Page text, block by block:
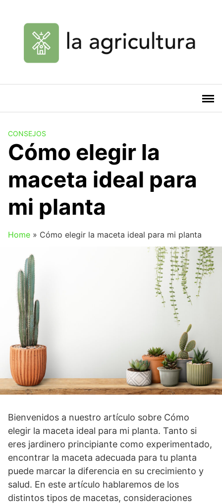
contenido
CONSEJOS
Cómo elegir la
maceta ideal para
mi planta
Home » Cómo elegir la maceta ideal para mi planta
Bienvenidos a nuestro artículo sobre Cómo
elegir la maceta ideal para mi planta. Tanto si
eres jardinero principiante como experimentado,
encontrar la maceta adecuada para tu planta
puede marcar la diferencia en su crecimiento y
salud. En este artículo hablaremos de los
distintos tipos de macetas, consideraciones